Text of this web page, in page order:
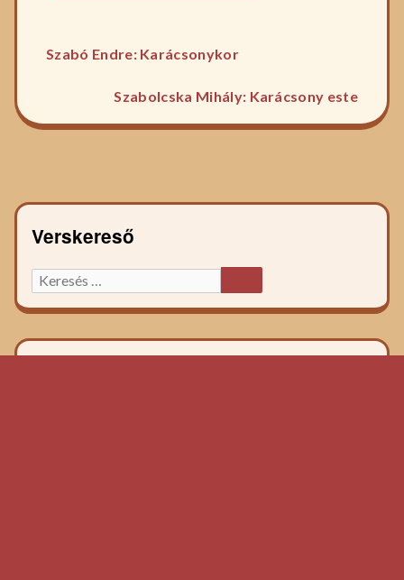
Bejegyzés
navigáció
főzelék
Szabó Endre: Karácsonykor
Szabolcska Mihály: Karácsony este
Verskereső
Keresett
főzelék